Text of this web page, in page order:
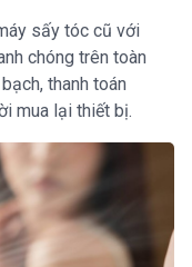
sấy tóc cũ với
chóng trên toàn
thanh toán
mua lại thiết bị.